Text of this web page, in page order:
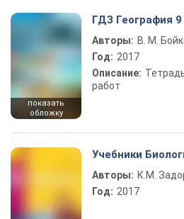
показать
обложку
ГДЗ География 9
Авторы: В. М.
Год: 2017
Описание:
работ
Учебники
Авторы: К.М.
Год: 2017